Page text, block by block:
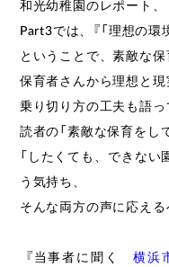
和光幼稚園のレポート、
Part3では、『「理想の環
ということで、素敵な
保育者さんから理想と現
乗り切り方の工夫も語っ
読者の「素敵な保育をし
「したくても、できない
う気持ち、
そんな両方の声に応え
『当事者に聞く横浜